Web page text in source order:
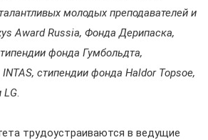
молодых преподавателей и
Award Russia, Фонда Дерипаска,
фонда Гумбольдта,
стипендии фонда Haldor Topsoe,
LG.
трудоустраиваются в ведущие